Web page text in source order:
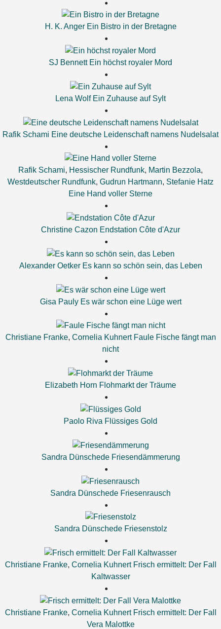
H. K. Anger Ein Bistro in der Bretagne
SJ Bennett Ein höchst royaler Mord
Lena Wolf Ein Zuhause auf Sylt
Rafik Schami Eine deutsche Leidenschaft namens Nudelsalat
Rafik Schami, Hessischer Rundfunk, Martin Bezzola,
Westdeutscher Rundfunk, Gudrun Hartmann, Stefanie Hatz
Eine Hand voller Sterne
Christine Cazon Endstation Côte d'Azur
Alexander Oetker Es kann so schön sein, das Leben
Gisa Pauly Es wär schon eine Lüge wert
Christiane Franke, Cornelia Kuhnert Faule Fische fängt man
nicht
Elizabeth Horn Flohmarkt der Träume
Paolo Riva Flüssiges Gold
Sandra Dünschede Friesendämmerung
Sandra Dünschede Friesenrausch
Sandra Dünschede Friesenstolz
Christiane Franke, Cornelia Kuhnert Frisch ermittelt: Der Fall
Kaltwasser
Christiane Franke, Cornelia Kuhnert Frisch ermittelt: Der Fall
Vera Malottke